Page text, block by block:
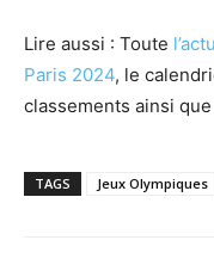
Lire aussi : Toute
Paris 2024, le
classements ainsi
TAGS Jeux Olympiques